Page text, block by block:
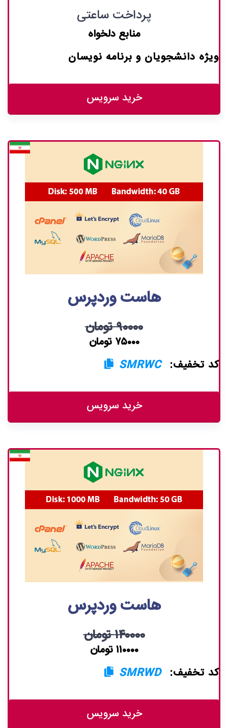
پرداخت ساعتی
منابع دلخواه
ویژه دانشجویان و برنامه نویسان
خرید سرویس
هاست وردپرس
۹۰۰۰۰ تومان
۷۵۰۰۰ تومان
کد تخفیف: SMRWC
خرید سرویس
هاست وردپرس
۱۴۰۰۰۰ تومان
۱۱۰۰۰۰ تومان
کد تخفیف: SMRWD
خرید سرویس